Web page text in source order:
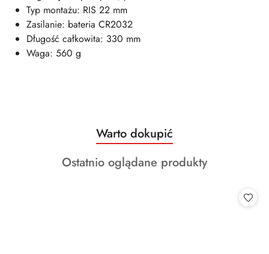
Typ montażu: RIS 22 mm
Zasilanie: bateria CR2032
Długość całkowita: 330 mm
Waga: 560 g
Pomiń karuzelę produktów
Produkty
o
statusie:
Warto dokupić
Produkty
Ostatnio oglądane produkty